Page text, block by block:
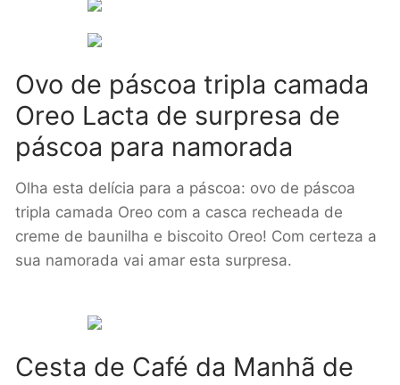
Ovo de páscoa tripla camada
Oreo Lacta de surpresa de
páscoa para namorada
Olha esta delícia para a páscoa: ovo de páscoa
tripla camada Oreo com a casca recheada de
creme de baunilha e biscoito Oreo! Com certeza a
sua namorada vai amar esta surpresa.
Cesta de Café da Manhã de